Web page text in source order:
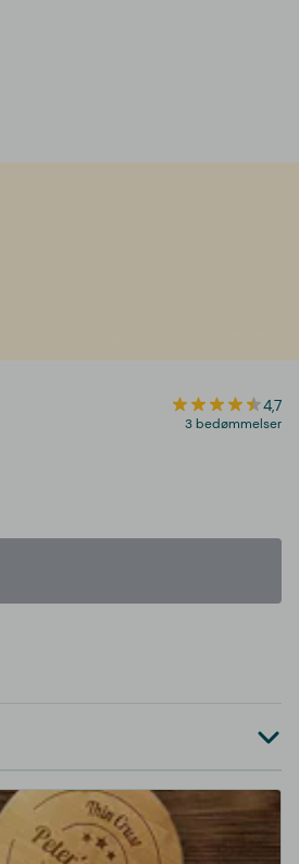
4,7
3 bedømmelser